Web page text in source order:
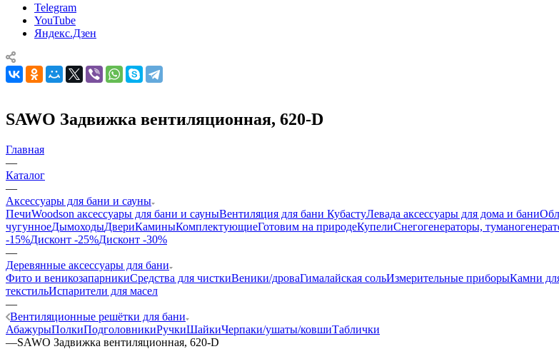
Telegram
YouTube
Яндекс.Дзен
SAWO Задвижка вентиляционная, 620-D
Главная
—
Каталог
—
Аксессуары для бани и сауны
ПечиWoodson аксессуары для бани и сауныВентиляция для бани КубастуЛевада аксессуары для дома и бани
чугунноеДымоходыДвериКаминыКомплектующиеГотовим на природеКупелиСнегогенераторы,
-15%Дисконт -25%Дисконт -30%
—
Деревянные аксессуары для бани
Фито и веникозапарникиСредства для чисткиВеники/дроваГималайская сольИзмерительные приборыКамни
текстильИспарители для масел
—
Вентиляционные решётки для бани
АбажурыПолкиПодголовникиРучкиШайкиЧерпаки/ушаты/ковшиТаблички
—SAWO Задвижка вентиляционная, 620-D